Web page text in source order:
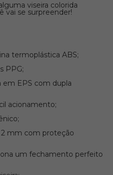
viseira colorida
vai se surpreender!
termoplástica ABS;
PPG;
em EPS com dupla
acionamento;
2 mm com proteção
um fechamento perfeito